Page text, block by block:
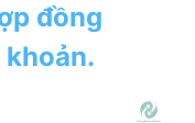
đồng